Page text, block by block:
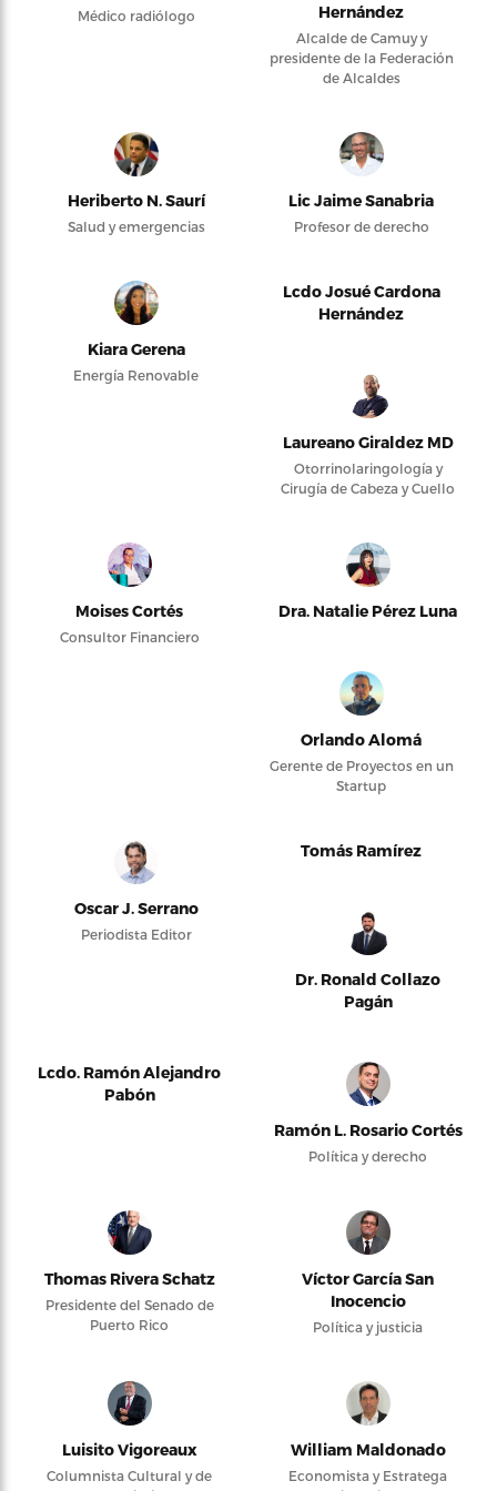
Médico radiólogo Hernández
Alcalde de Camuy y
presidente de la Federación
de Alcaldes
Heriberto N. Saurí
Salud y emergencias
Lic Jaime Sanabria
Profesor de derecho
Kiara Gerena
Energía Renovable
Lcdo Josué Cardona
Hernández
Laureano Giraldez MD
Otorrinolaringología y
Cirugía de Cabeza y Cuello
Moises Cortés
Consultor Financiero
Dra. Natalie Pérez Luna
Orlando Alomá
Gerente de Proyectos en un
Startup
Oscar J. Serrano
Periodista Editor
Tomás Ramírez
Dr. Ronald Collazo
Pagán
Lcdo. Ramón Alejandro
Pabón
Ramón L. Rosario Cortés
Política y derecho
Thomas Rivera Schatz
Presidente del Senado de
Puerto Rico
Víctor García San
Inocencio
Política y justicia
Luisito Vigoreaux
Columnista Cultural y de
William Maldonado
Economista y Estratega